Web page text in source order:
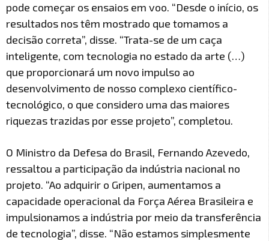
pode começar os ensaios em voo. “Desde o início, os
resultados nos têm mostrado que tomamos a
decisão correta”, disse. “Trata-se de um caça
inteligente, com tecnologia no estado da arte (…)
que proporcionará um novo impulso ao
desenvolvimento de nosso complexo científico-
tecnológico, o que considero uma das maiores
riquezas trazidas por esse projeto”, completou.
O Ministro da Defesa do Brasil, Fernando Azevedo,
ressaltou a participação da indústria nacional no
projeto. “Ao adquirir o Gripen, aumentamos a
capacidade operacional da Força Aérea Brasileira e
impulsionamos a indústria por meio da transferência
de tecnologia”, disse. “Não estamos simplesmente